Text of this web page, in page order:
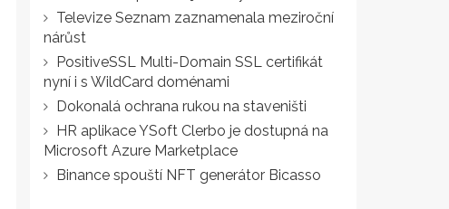
Televize Seznam zaznamenala meziroční
nárůst
PositiveSSL Multi-Domain SSL certifikát
nyní i s WildCard doménami
Dokonalá ochrana rukou na staveništi
HR aplikace YSoft Clerbo je dostupná na
Microsoft Azure Marketplace
Binance spouští NFT generátor Bicasso